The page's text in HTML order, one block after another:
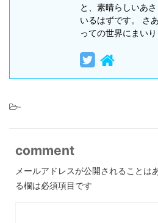
と、素晴らしいあ
いるはずです。 さ
っての世界にまいり
-
comment
メールアドレスが公開されることは
る欄は必須項目です